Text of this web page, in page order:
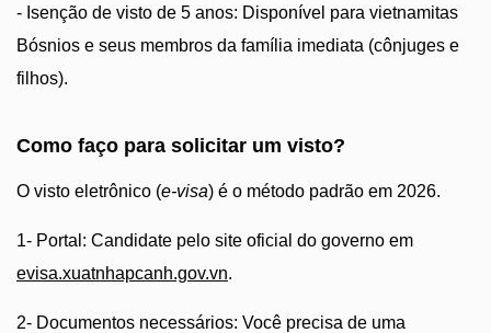
- Isenção de visto de 5 anos: Disponível para vietnamitas
Bósnios e seus membros da família imediata (cônjuges e
filhos).
Como faço para solicitar um visto?
O visto eletrônico (e-visa) é o método padrão em 2026.
1- Portal: Candidate pelo site oficial do governo em
evisa.xuatnhapcanh.gov.vn.
2- Documentos necessários: Você precisa de uma